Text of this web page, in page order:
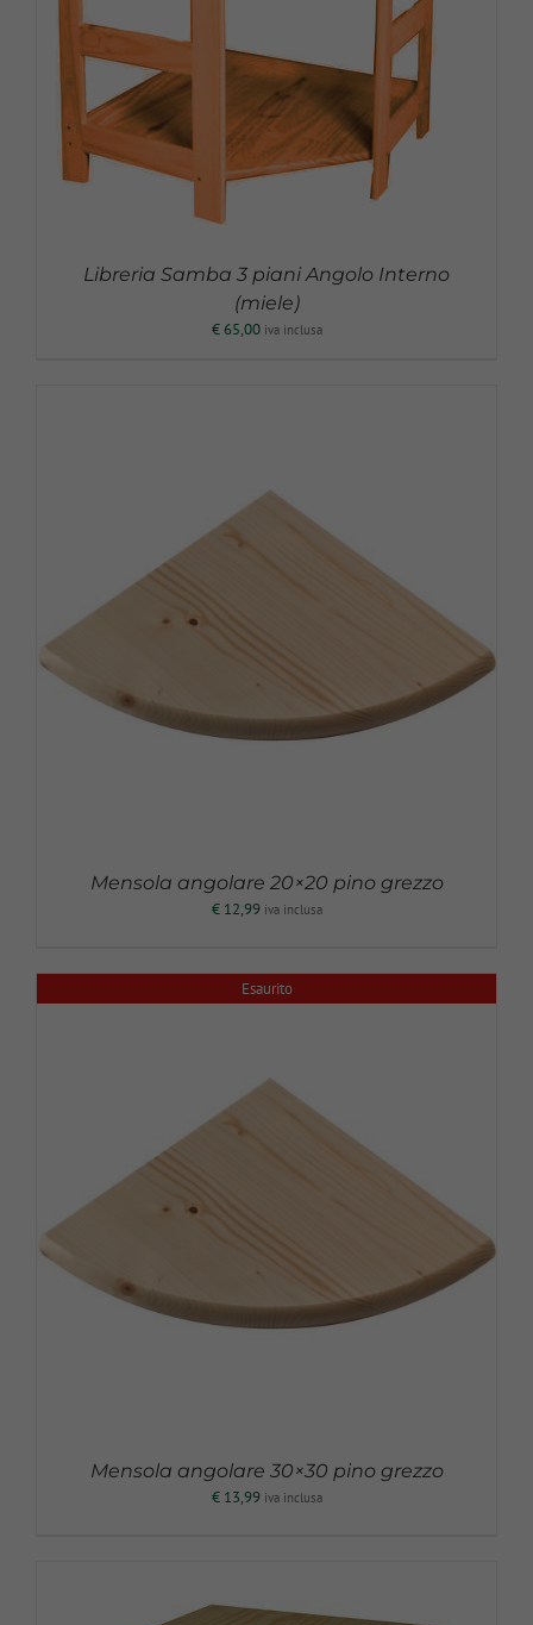
Libreria Samba 3 piani Angolo Interno
(miele)
€65,00 iva inclusa
Mensola angolare 20×20 pino grezzo
€12,99 iva inclusa
Esaurito
Mensola angolare 30×30 pino grezzo
€13,99 iva inclusa